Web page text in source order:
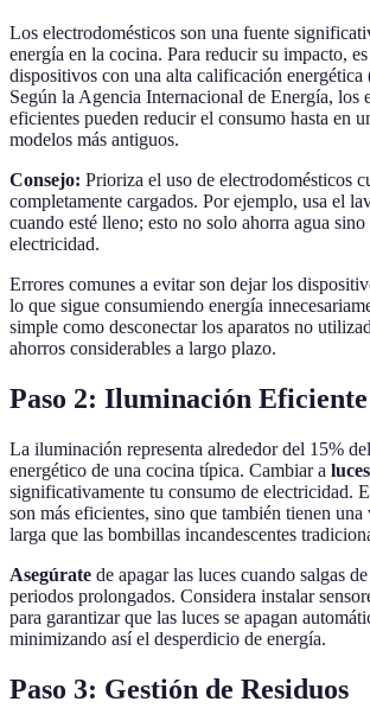
Los electrodomésticos son una fuente
energía en la cocina. Para reducir su impacto,
dispositivos con una alta calificación
Según la Agencia Internacional de Energía, los
eficientes pueden reducir el consumo hasta en
modelos más antiguos.
Consejo: Prioriza el uso de electrodomésticos
completamente cargados. Por ejemplo, usa el
cuando esté lleno; esto no solo ahorra agua sino
electricidad.
Errores comunes a evitar son dejar los
lo que sigue consumiendo energía
simple como desconectar los aparatos no
ahorros considerables a largo plazo.
Paso 2: Iluminación Eficiente
La iluminación representa alrededor del 15%
energético de una cocina típica. Cambiar a
significativamente tu consumo de electricidad.
son más eficientes, sino que también tienen
larga que las bombillas incandescentes
Asegúrate de apagar las luces cuando salgas
periodos prolongados. Considera instalar
para garantizar que las luces se apagan
minimizando así el desperdicio de energía.
Paso 3: Gestión de Residuos